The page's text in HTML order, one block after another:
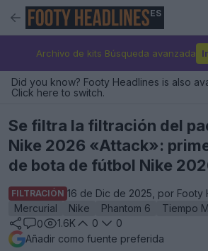
ES
Archivo de kits Búsqueda avanzada
Did you know? Footy Headlines is also
Click here to switch.
Se filtra la filtración del
Nike 2026 «Attack»:
de bota de fútbol Nike
FILTRACIÓN 16 de Dic de 2025, por Footy
Mercurial
Nike Phantom 6
Tiempo
0
1.6K 0
0
Añadir como fuente preferida